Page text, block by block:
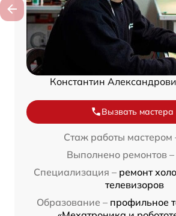
Константин
Вызвать мастера
Стаж работы мастером
Выполнено ремонтов –
Специализация – ремонт
телевизоров
Образование – профильное